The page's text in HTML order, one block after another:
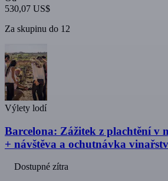
530,07 US$
Za skupinu do 12
Výlety lodí
Barcelona: Zážitek z plachtění v
+ návštěva a ochutnávka
Dostupné zítra